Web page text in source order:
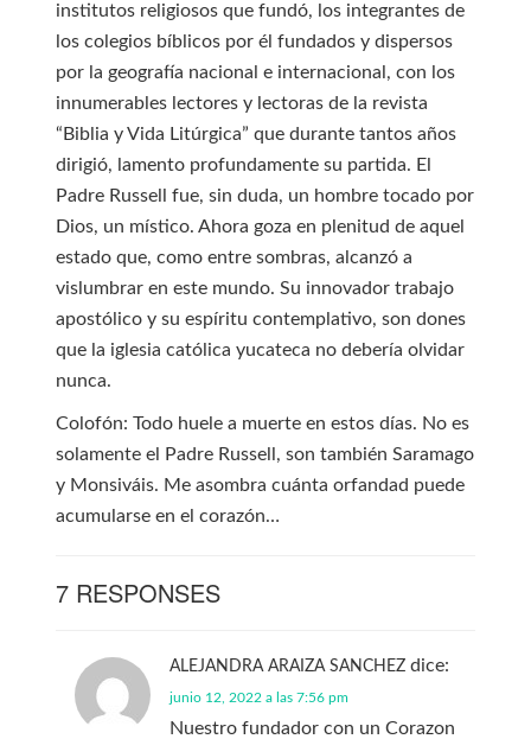
institutos religiosos que fundó, los integrantes de
los colegios bíblicos por él fundados y dispersos
por la geografía nacional e internacional, con los
innumerables lectores y lectoras de la revista
“Biblia y Vida Litúrgica” que durante tantos años
dirigió, lamento profundamente su partida. El
Padre Russell fue, sin duda, un hombre tocado por
Dios, un místico. Ahora goza en plenitud de aquel
estado que, como entre sombras, alcanzó a
vislumbrar en este mundo. Su innovador trabajo
apostólico y su espíritu contemplativo, son dones
que la iglesia católica yucateca no debería olvidar
nunca.
Colofón: Todo huele a muerte en estos días. No es
solamente el Padre Russell, son también Saramago
y Monsiváis. Me asombra cuánta orfandad puede
acumularse en el corazón…
7 RESPONSES
ALEJANDRA ARAIZA SANCHEZ dice:
junio 12, 2022 a las 7:56 pm
Nuestro fundador con un Corazon